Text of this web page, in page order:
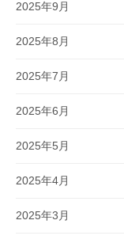
2025年9月
2025年8月
2025年7月
2025年6月
2025年5月
2025年4月
2025年3月